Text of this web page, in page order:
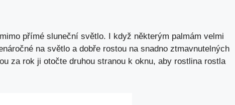
přímé sluneční světlo. I když některým palmám velmi
na světlo a dobře rostou na snadno ztmavnutelných
za rok ji otočte druhou stranou k oknu, aby rostlina rostla